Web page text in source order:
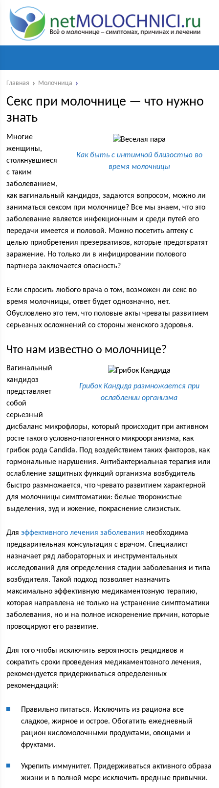
Главная Молочница
Секс при молочнице — что нужно
знать
Как быть с интимной близостью во
время молочницы
Многие
женщины,
столкнувшиеся
с таким
заболеванием,
как вагинальный кандидоз, задаются вопросом, можно ли
заниматься сексом при молочнице? Все мы знаем, что это
заболевание является инфекционным и среди путей его
передачи имеется и половой. Можно посетить аптеку с
целью приобретения презервативов, которые предотвратят
заражение. Но только ли в инфицировании полового
партнера заключается опасность?
Если спросить любого врача о том, возможен ли секс во
время молочницы, ответ будет однозначно, нет.
Обусловлено это тем, что половые акты чреваты развитием
серьезных осложнений со стороны женского здоровья.
Что нам известно о молочнице?
Грибок Кандида размножается при
ослаблении организма
Вагинальный
кандидоз
представляет
собой
серьезный
дисбаланс микрофлоры, который происходит при активном
росте такого условно-патогенного микроорганизма, как
грибок рода Candida. Под воздействием таких факторов, как
гормональные нарушения. Антибактериальная терапия или
ослабление защитных функций организма возбудитель
быстро размножается, что чревато развитием характерной
для молочницы симптоматики: белые творожистые
выделения, зуд и жжение, покраснение слизистых.
Дляэффективного лечения заболевания необходима
предварительная консультация с врачом. Специалист
назначает ряд лабораторных и инструментальных
исследований для определения стадии заболевания и типа
возбудителя. Такой подход позволяет назначить
максимально эффективную медикаментозную терапию,
которая направлена не только на устранение симптоматики
заболевания, но и на полное искоренение причин, которые
провоцируют его развитие.
Для того чтобы исключить вероятность рецидивов и
сократить сроки проведения медикаментозного лечения,
рекомендуется придерживаться определенных
рекомендаций:
Правильно питаться. Исключить из рациона все
сладкое, жирное и острое. Обогатить ежедневный
рацион кисломолочными продуктами, овощами и
фруктами.
Укрепить иммунитет. Придерживаться активного образа
жизни и в полной мере исключить вредные привычки.